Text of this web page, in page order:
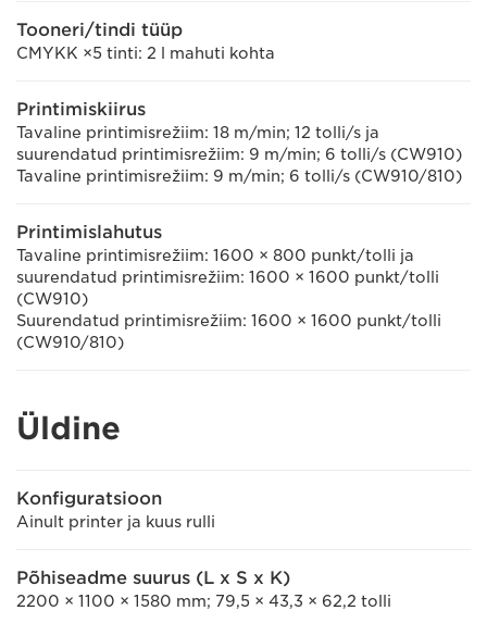
Tooneri/tindi tüüp
CMYKK ×5 tinti: 2 l mahuti kohta
Printimiskiirus
Tavaline printimisrežiim: 18 m/min; 12 tolli/s ja
suurendatud printimisrežiim: 9 m/min; 6 tolli/s (CW910)
Tavaline printimisrežiim: 9 m/min; 6 tolli/s (CW910/810)
Printimislahutus
Tavaline printimisrežiim: 1600 × 800 punkt/tolli ja
suurendatud printimisrežiim: 1600 × 1600 punkt/tolli
(CW910)
Suurendatud printimisrežiim: 1600 × 1600 punkt/tolli
(CW910/810)
Üldine
Konfiguratsioon
Ainult printer ja kuus rulli
Põhiseadme suurus (L x S x K)
2200 × 1100 × 1580 mm; 79,5 × 43,3 × 62,2 tolli